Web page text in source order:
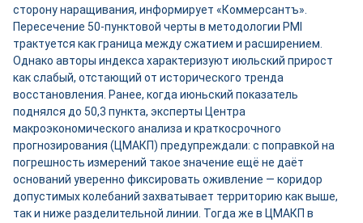
сторону наращивания, информирует «Коммерсантъ».
Пересечение 50-пунктовой черты в методологии PMI
трактуется как граница между сжатием и расширением.
Однако авторы индекса характеризуют июльский прирост
как слабый, отстающий от исторического тренда
восстановления. Ранее, когда июньский показатель
поднялся до 50,3 пункта, эксперты Центра
макроэкономического анализа и краткосрочного
прогнозирования (ЦМАКП) предупреждали: с поправкой на
погрешность измерений такое значение ещё не даёт
оснований уверенно фиксировать оживление — коридор
допустимых колебаний захватывает территорию как выше,
так и ниже разделительной линии. Тогда же в ЦМАКП в